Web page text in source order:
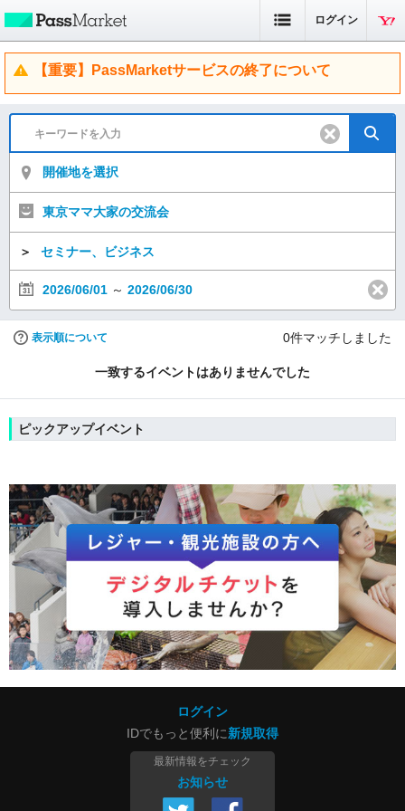
ログイン
【重要】PassMarketサービスの終了について
開催地を選択
東京ママ大家の交流会
＞ セミナー、ビジネス
2026/06/01 ～ 2026/06/30
表示順について 0件マッチしました
一致するイベントはありませんでした
ピックアップイベント
ログイン
IDでもっと便利に新規取得
最新情報をチェック
お知らせ